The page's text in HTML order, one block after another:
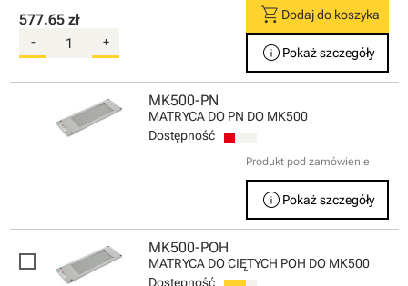
577.65 zł
- +
shopping_cart Dodaj do koszyka
info Pokaż szczegóły
MK500-PN
MATRYCA DO PN DO MK500
Dostępność
Produkt pod zamówienie
info Pokaż szczegóły
MK500-POH
MATRYCA DO CIĘTYCH POH DO MK500
Dostępność